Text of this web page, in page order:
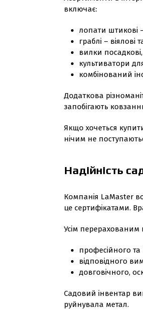
включає:
лопати штикові
граблі – віялові
вилки посадкові,
культиватори
комбінований
Додаткова
запобігають
Якщо хочеться
нічим не
Надійність
Компанія LaMaster
це сертифікатами.
Усім перерахованим
професійного та
відповідного
довговічного,
Садовий інвентар
руйнувала метал.